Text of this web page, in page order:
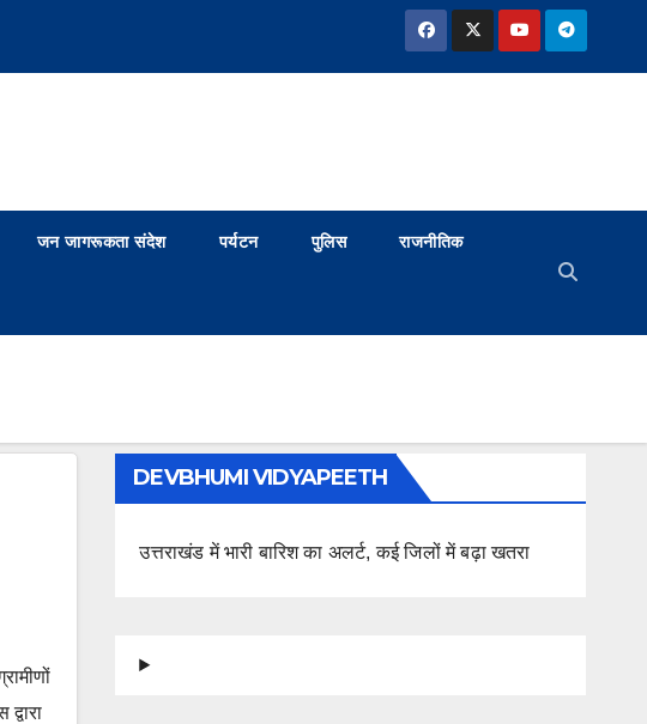
जन जागरूकता संदेश पर्यटन पुलिस राजनीतिक
DEVBHUMI VIDYAPEETH
उत्तराखंड में भारी बारिश का अलर्ट, कई जिलों में बढ़ा खतरा